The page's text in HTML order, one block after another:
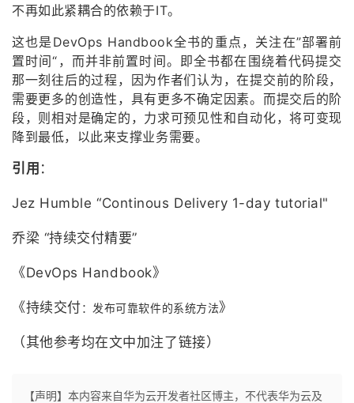
不再如此紧耦合的依赖于IT。
这也是DevOps Handbook全书的重点，关注在”部署前
置时间“，而并非前置时间。即全书都在围绕着代码提交
那一刻往后的过程，因为作者们认为，在提交前的阶段，
需要更多的创造性，具有更多不确定因素。而提交后的阶
段，则相对是确定的，力求可预见性和自动化，将可变现
降到最低，以此来支撑业务需要。
引用 ：
Jez Humble “Continous Delivery 1-day tutorial"
乔梁 “持续交付精要”
《DevOps Handbook》
《持续交付 ：发布可靠软件的系统方法》
（其他参考均在文中加注了链接）
【声明】本内容来自华为云开发者社区博主，不代表华为云及